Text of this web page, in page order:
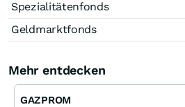
Spezialitätenfonds
Geldmarktfonds
Mehr entdecken
GAZPROM